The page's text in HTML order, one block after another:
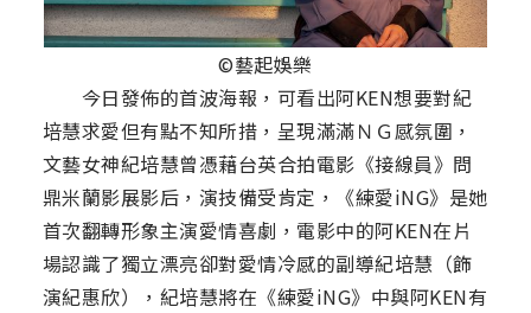
©藝起娛樂
今日發佈的首波海報，可看出阿KEN想要對紀
培慧求愛但有點不知所措，呈現滿滿ＮＧ感氛圍，
文藝女神紀培慧曾憑藉台英合拍電影《接線員》問
鼎米蘭影展影后，演技備受肯定，《練愛iNG》是她
首次翻轉形象主演愛情喜劇，電影中的阿KEN在片
場認識了獨立漂亮卻對愛情冷感的副導紀培慧（飾
演紀惠欣），紀培慧將在《練愛iNG》中與阿KEN有